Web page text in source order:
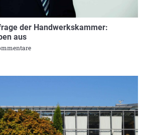
der Handwerkskammer:
aus